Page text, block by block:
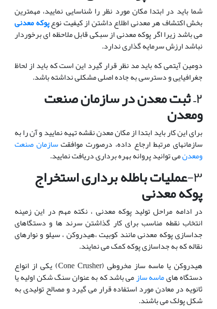
شما باید در ابتدا مکان مورد نظر را شناسایی نمایید، مهمترین
بخش اکتشاف هر معدنی اطلاع داشتن از کیفیت نوعپوکه معدنی
می باشد زیرا اگر پوکه معدنی از سبکی قابل ملاحظه ای برخوردار
نباشد ارزش سرمایه گذاری ندارد.
دومین آیتمی که باید مد نظر قرار گیرد این است که باید از لحاظ
جغرافیایی و دسترسی به جاده اصلی مشکلی نداشته باشد.
۲– ثبت معدن در سازمان صنعت
ومعدن
برای این کار باید ابتدا از مکان معدن نقشه تهیه نمایید و آن را به
سازمانهای مرتبط ارجاع داده، درصورت موافقتسازمان صنعت
ومعدنمی توانید پروانه بهره برداری دریافت نمایید.
۳- عملیات باطله برداری استخراج
پوکه معدنی
در ادامه مراحل تولید پوکه معدنی ، نکته مهم در این زمینه
انتخاب نقطه مناسب برای کار گذاشتن سرند ها و دستگاهای
جداسازی پوکه معدنی مانند کوبیت ،هیدروکن ، سیلو و نوارهای
نقاله که به جداسازی پوکه کمک می نمایند.
هیدروکن یا ماسه ساز مخروطی (Cone Crusher) یکی از انواع
دستگاه هایماسه سازمی باشد که به عنوان سنگ شکن اولیه یا
ثانویه در معادن مورد استفاده قرار می گیرد و مصالح تولیدی به
شکل پولک می باشند.